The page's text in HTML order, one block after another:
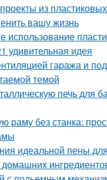
из
вашу жизнь
использование
удивительная идея
гаража и
темой
печь для
раму без станка:
идеальной пены
домашних